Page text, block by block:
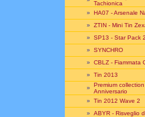
Tachionica
» HA07 - Arsenale
» ZTIN - Mini Tin
» SP13 - Star Pack
» SYNCHRO
» CBLZ - Fiammata
» Tin 2013
» Premium
Anniversario
» Tin 2012 Wave 2
» ABYR - Risveglio